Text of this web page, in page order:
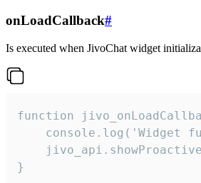
onLoadCallback#
Is executed when JivoChat widget
function
console.log('Widget
}